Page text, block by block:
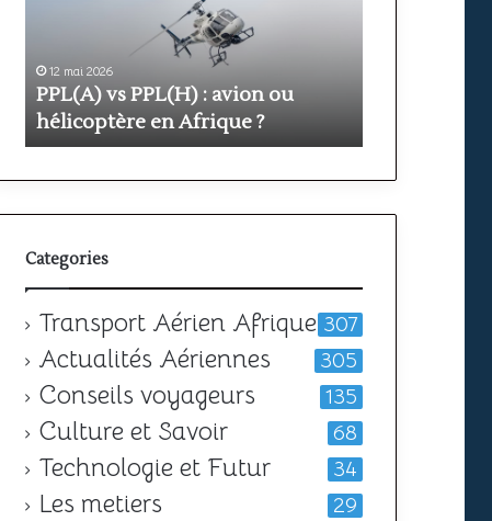
en
Afrique
12 mai 2026
PPL(A) vs PPL(H) : avion ou
hélicoptère en Afrique ?
licence
Categories
Transport Aérien Afrique 307
Actualités Aériennes 305
Conseils voyageurs 135
Culture et Savoir 68
Technologie et Futur 34
Les metiers 29